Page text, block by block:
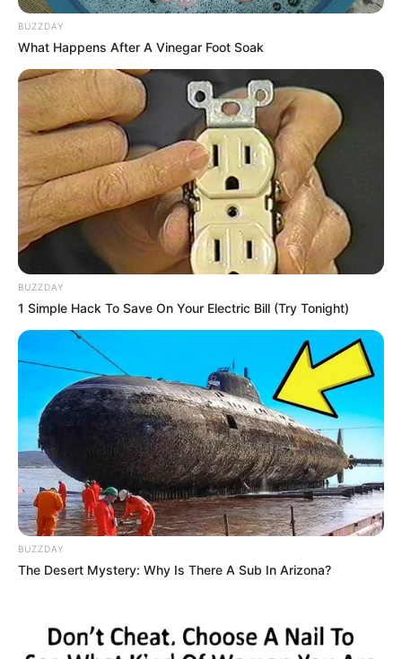
BUZZDAY
What Happens After A Vinegar Foot Soak
BUZZDAY
1 Simple Hack To Save On Your Electric Bill (Try Tonight)
BUZZDAY
The Desert Mystery: Why Is There A Sub In Arizona?